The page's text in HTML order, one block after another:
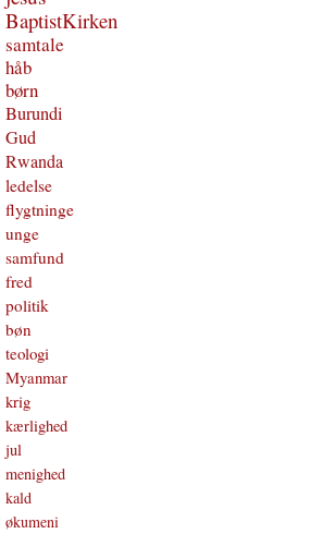
BaptistKirken
samtale
håb
børn
Burundi
Gud
Rwanda
ledelse
flygtninge
unge
samfund
fred
politik
bøn
teologi
Myanmar
krig
kærlighed
jul
menighed
kald
økumeni